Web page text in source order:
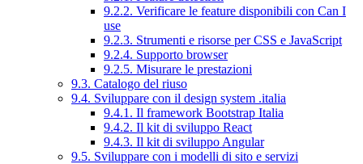
9.2.2. Verificare le feature disponibili con Can I
use
9.2.3. Strumenti e risorse per CSS e JavaScript
9.2.4. Supporto browser
9.2.5. Misurare le prestazioni
9.3. Catalogo del riuso
9.4. Sviluppare con il design system .italia
9.4.1. Il framework Bootstrap Italia
9.4.2. Il kit di sviluppo React
9.4.3. Il kit di sviluppo Angular
9.5. Sviluppare con i modelli di sito e servizi